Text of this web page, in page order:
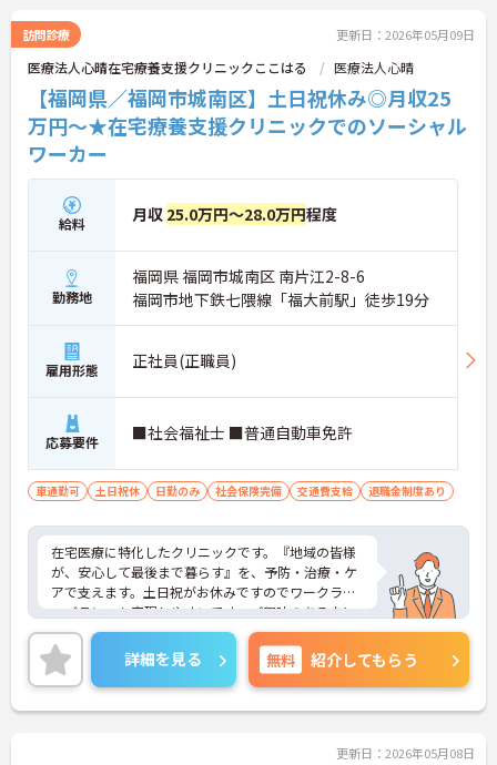
ます。
訪問診療 更新日：2026年05月09日
医療法人心晴在宅療養支援クリニックここはる 医療法人心晴
【福岡県／福岡市城南区】土日祝休み◎月収25
万円～★在宅療養支援クリニックでのソーシャル
ワーカー
給料 月収 25.0万円～28.0万円程度
勤務地
福岡県 福岡市城南区 南片江2-8-6
福岡市地下鉄七隈線「福大前駅」徒歩19分
雇用形態 正社員(正職員)
応募要件 ■社会福祉士 ■普通自動車免許
車通勤可 土日祝休 日勤のみ 社会保険完備 交通費支給 退職金制度あり
在宅医療に特化したクリニックです。『地域の皆様
が、安心して最後まで暮らす』を、予防・治療・ケ
アで支えます。土日祝がお休みですのでワークライ
フバランスも実現しやすいです。ご興味のある方に
は、面接対策ポイントなど、さらに詳細をお話しい
たしますのでお気軽にご相談ください！
詳細を見る 無料 紹介してもらう
更新日：2026年05月08日